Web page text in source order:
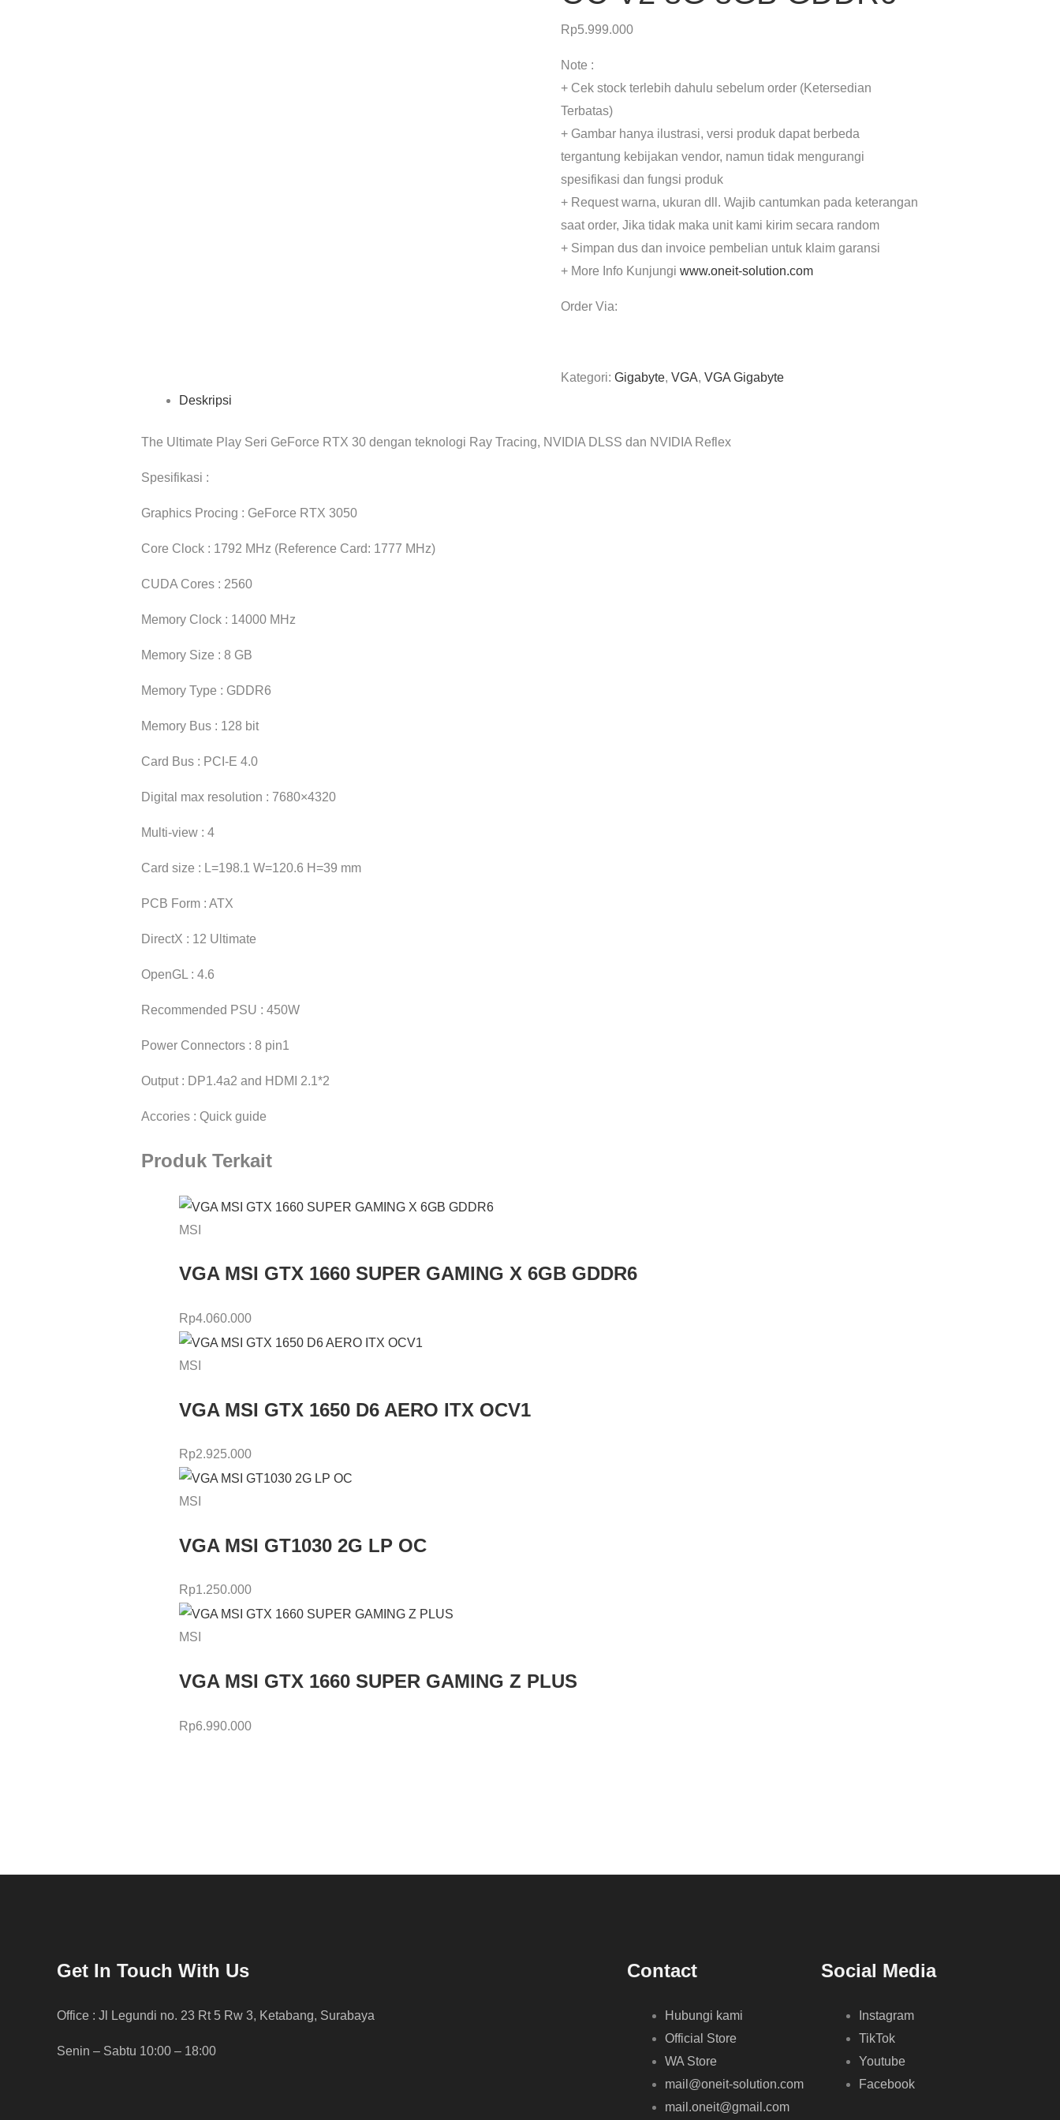
Rp5.999.000
Note :
+ Cek stock terlebih dahulu sebelum order (Ketersedian
Terbatas)
+ Gambar hanya ilustrasi, versi produk dapat berbeda
tergantung kebijakan vendor, namun tidak mengurangi
spesifikasi dan fungsi produk
+ Request warna, ukuran dll. Wajib cantumkan pada keterangan
saat order, Jika tidak maka unit kami kirim secara random
+ Simpan dus dan invoice pembelian untuk klaim garansi
+ More Info Kunjungiwww.oneit-solution.com
Order Via:
Kategori:Gigabyte,VGA,VGA Gigabyte
Deskripsi
The Ultimate Play Seri GeForce RTX 30 dengan teknologi Ray Tracing, NVIDIA DLSS dan NVIDIA Reflex
Spesifikasi :
Graphics Procing : GeForce RTX 3050
Core Clock : 1792 MHz (Reference Card: 1777 MHz)
CUDA Cores : 2560
Memory Clock : 14000 MHz
Memory Size : 8 GB
Memory Type : GDDR6
Memory Bus : 128 bit
Card Bus : PCI-E 4.0
Digital max resolution : 7680×4320
Multi-view : 4
Card size : L=198.1 W=120.6 H=39 mm
PCB Form : ATX
DirectX : 12 Ultimate
OpenGL : 4.6
Recommended PSU : 450W
Power Connectors : 8 pin1
Output : DP1.4a2 and HDMI 2.1*2
Accories : Quick guide
Produk Terkait
MSI
VGA MSI GTX 1660 SUPER GAMING X 6GB GDDR6
Rp4.060.000
MSI
VGA MSI GTX 1650 D6 AERO ITX OCV1
Rp2.925.000
MSI
VGA MSI GT1030 2G LP OC
Rp1.250.000
MSI
VGA MSI GTX 1660 SUPER GAMING Z PLUS
Rp6.990.000
Get In Touch With Us
Office : Jl Legundi no. 23 Rt 5 Rw 3, Ketabang, Surabaya
Senin – Sabtu 10:00 – 18:00
Contact
Hubungi kami
Official Store
WA Store
mail@oneit-solution.com
mail.oneit@gmail.com
Social Media
Instagram
TikTok
Youtube
Facebook